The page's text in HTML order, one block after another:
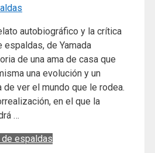
autobiográfico y la crítica
espaldas, de Yamada
de una ama de casa que
una evolución y un
ver el mundo que le rodea.
en el que la
…
de espaldas